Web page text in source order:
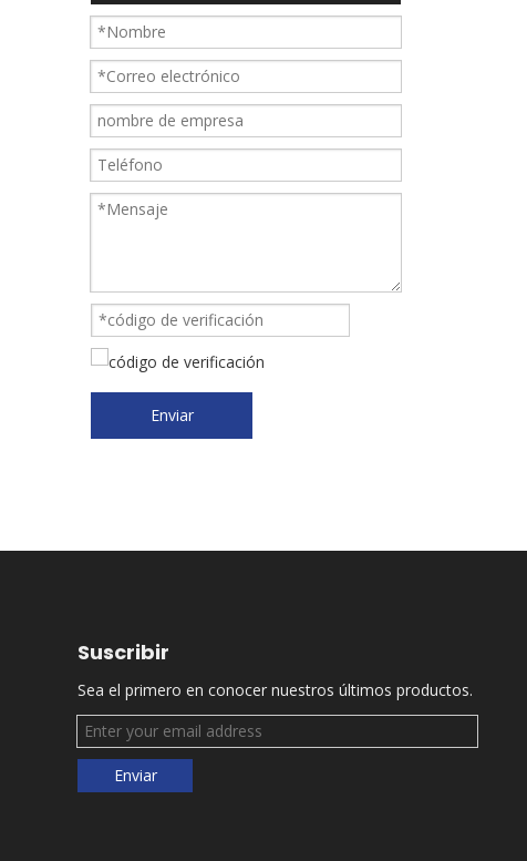
Enviar
Suscribir
Sea el primero en conocer nuestros últimos productos.
Enviar